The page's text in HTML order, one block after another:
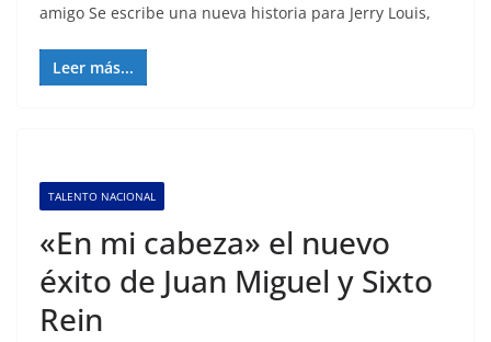
amigo Se escribe una nueva historia para Jerry Louis,
Leer más...
TALENTO NACIONAL
«En mi cabeza» el nuevo
éxito de Juan Miguel y Sixto
Rein